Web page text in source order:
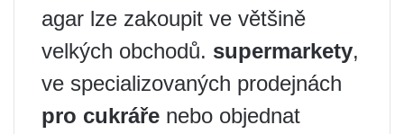
agar lze zakoupit ve většině
velkých obchodů. supermarkety,
ve specializovaných prodejnách
pro cukráře nebo objednat